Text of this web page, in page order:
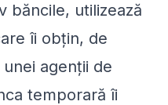
băncile, utilizează
îi obțin, de
agenții de
temporară îi